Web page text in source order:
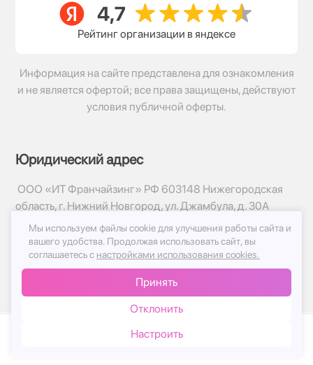
Рейтинг организации в яндексе
Информация на сайте представлена для ознакомления
и не является офертой; все права защищены, действуют
условия публичной оферты.
Юридический адрес
ООО «ИТ Франчайзинг» РФ 603148 Нижегородская
область, г. Нижний Новгород, ул. Джамбула, д. 30А
© 2017-2026г, База Цветов 24.ру
Политика конфиденциальности
Публичная оферта
Мы используем файлы cookie для улучшения работы сайта и
вашего удобства. Продолжая использовать сайт, вы
соглашаетесь с настройками использования cookies.
Принять
Отклонить
Настроить